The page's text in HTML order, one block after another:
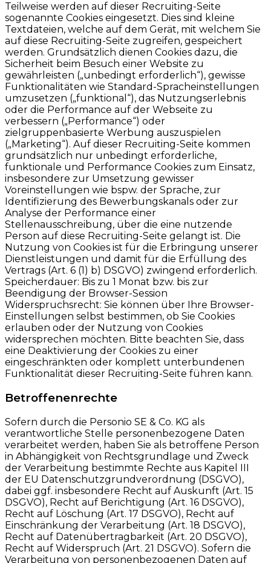
Teilweise werden auf dieser Recruiting-Seite
sogenannte Cookies eingesetzt. Dies sind kleine
Textdateien, welche auf dem Gerät, mit welchem Sie
auf diese Recruiting-Seite zugreifen, gespeichert
werden. Grundsätzlich dienen Cookies dazu, die
Sicherheit beim Besuch einer Website zu
gewährleisten („unbedingt erforderlich“), gewisse
Funktionalitäten wie Standard-Spracheinstellungen
umzusetzen („funktional“), das Nutzungserlebnis
oder die Performance auf der Webseite zu
verbessern („Performance“) oder
zielgruppenbasierte Werbung auszuspielen
(„Marketing“). Auf dieser Recruiting-Seite kommen
grundsätzlich nur unbedingt erforderliche,
funktionale und Performance Cookies zum Einsatz,
insbesondere zur Umsetzung gewisser
Voreinstellungen wie bspw. der Sprache, zur
Identifizierung des Bewerbungskanals oder zur
Analyse der Performance einer
Stellenausschreibung, über die eine nutzende
Person auf diese Recruiting-Seite gelangt ist. Die
Nutzung von Cookies ist für die Erbringung unserer
Dienstleistungen und damit für die Erfüllung des
Vertrags (Art. 6 (1) b) DSGVO) zwingend erforderlich.
Speicherdauer: Bis zu 1 Monat bzw. bis zur
Beendigung der Browser-Session
Widerspruchsrecht: Sie können über Ihre Browser-
Einstellungen selbst bestimmen, ob Sie Cookies
erlauben oder der Nutzung von Cookies
widersprechen möchten. Bitte beachten Sie, dass
eine Deaktivierung der Cookies zu einer
eingeschränkten oder komplett unterbundenen
Funktionalität dieser Recruiting-Seite führen kann.
Betroffenenrechte
Sofern durch die Personio SE & Co. KG als
verantwortliche Stelle personenbezogene Daten
verarbeitet werden, haben Sie als betroffene Person
in Abhängigkeit von Rechtsgrundlage und Zweck
der Verarbeitung bestimmte Rechte aus Kapitel III
der EU Datenschutzgrundverordnung (DSGVO),
dabei ggf. insbesondere Recht auf Auskunft (Art. 15
DSGVO), Recht auf Berichtigung (Art. 16 DSGVO),
Recht auf Löschung (Art. 17 DSGVO), Recht auf
Einschränkung der Verarbeitung (Art. 18 DSGVO),
Recht auf Datenübertragbarkeit (Art. 20 DSGVO),
Recht auf Widerspruch (Art. 21 DSGVO). Sofern die
Verarbeitung von personenbezogenen Daten auf